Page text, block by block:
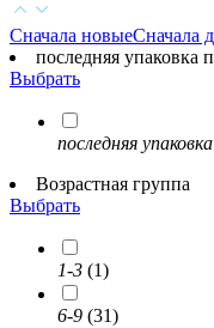
Сначала новыеСначала
последняя упаковка
Выбрать
последняя
Возрастная группа
Выбрать
1-3 (1)
6-9 (31)